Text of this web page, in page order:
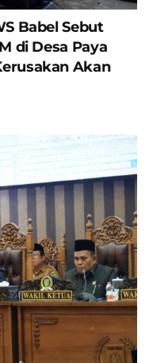
Babel Sebut
di Desa Paya
Akan